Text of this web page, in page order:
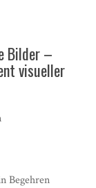
Bilder –
visueller
Begehren